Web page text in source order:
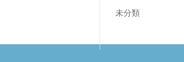
未分類